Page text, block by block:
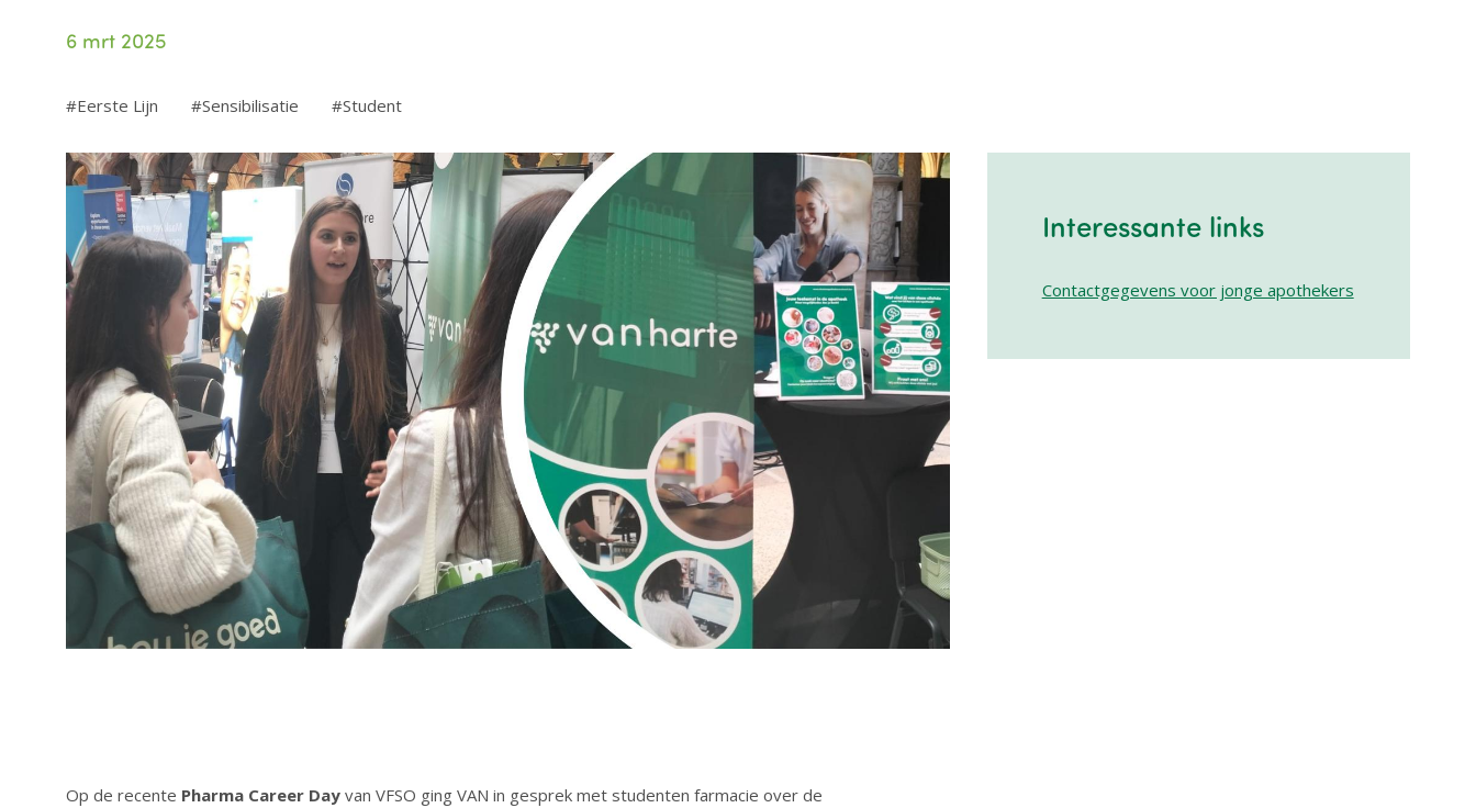
6 mrt 2025
Eerste Lijn Sensibilisatie Student
Image
Op de recente Pharma Career Day van VFSO ging VAN in gesprek met studenten farmacie over de
Interessante links
Contactgegevens voor jonge apothekers